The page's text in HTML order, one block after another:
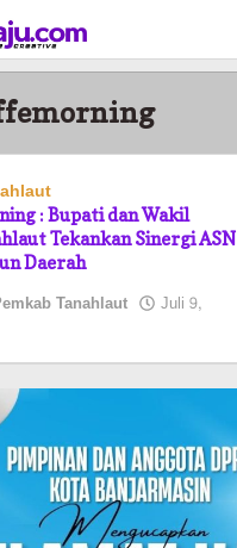
: Bupati dan Wakil
Tekankan Sinergi ASN
Daerah
Tanahlaut Juli 9,